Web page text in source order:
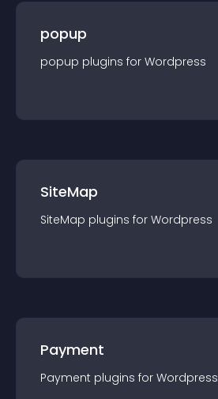
popup
popup plugins for Wordpress
SiteMap
SiteMap plugins for Wordpress
Payment
Payment plugins for Wordpress